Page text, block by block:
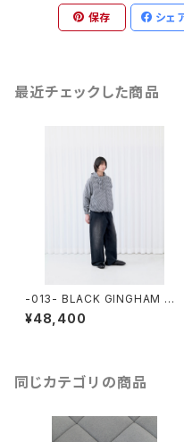
保存 シェ
最近チェックした商品
-013- BLACK GINGHAM OF
FICE ANORAK
¥48,400
同じカテゴリの商品